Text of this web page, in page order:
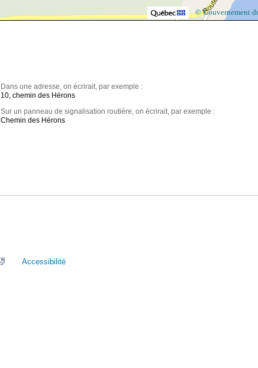
© Gouvernement
Dans une adresse, on écrirait, par exemple :
10, chemin des Hérons
Sur un panneau de signalisation routière, on écrirait, par exemple :
Chemin des Hérons
Accessibilité